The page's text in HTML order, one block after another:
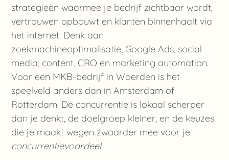
strategieën waarmee je bedrijf zichtbaar wordt,
vertrouwen opbouwt en klanten binnenhaalt via
het internet. Denk aan
zoekmachineoptimalisatie, Google Ads, social
media, content, CRO en marketing automation.
Voor een MKB-bedrijf in Woerden is het
speelveld anders dan in Amsterdam of
Rotterdam. De concurrentie is lokaal scherper
dan je denkt, de doelgroep kleiner, en de keuzes
die je maakt wegen zwaarder mee voor je
concurrentievoordeel.